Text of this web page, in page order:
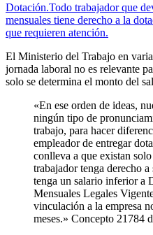
Dotación.Todo trabajador que
mensuales tiene derecho a la
que requieren atención.
El Ministerio del Trabajo en
jornada laboral no es relevante
solo se determina el monto del
«En ese orden de ideas,
ningún tipo de
trabajo, para hacer
empleador de entregar
conlleva a que existan
trabajador tenga derecho
tenga un salario inferior a
Mensuales Legales
vinculación a la empresa
meses.» Concepto 21784